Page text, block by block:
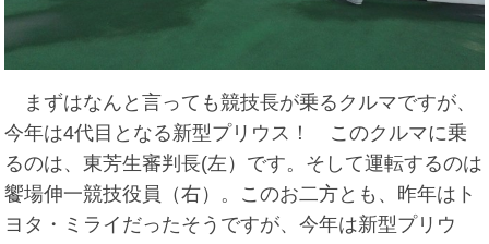
まずはなんと言っても競技長が乗るクルマですが、
今年は4代目となる新型プリウス！ このクルマに乗
るのは、東芳生審判長(左）です。そして運転するのは
饗場伸一競技役員（右）。このお二方とも、昨年はト
ヨタ・ミライだったそうですが、今年は新型プリウ